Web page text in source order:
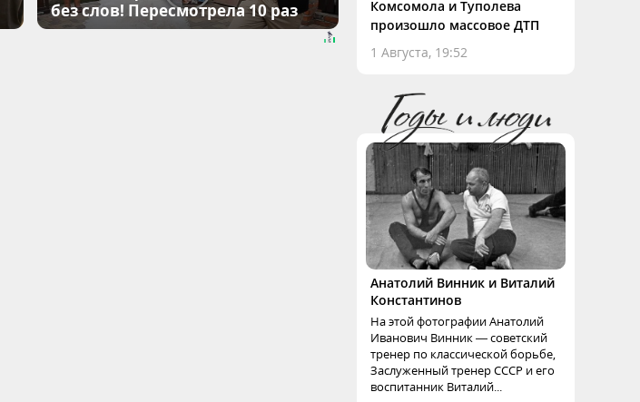
без слов! Пересмотрела 10 раз
Комсомола и Туполева
произошло массовое ДТП
1 Августа, 19:52
Анатолий Винник и Виталий
Константинов
На этой фотографии Анатолий
Иванович Винник — советский
тренер по классической борьбе,
Заслуженный тренер СССР и его
воспитанник Виталий...